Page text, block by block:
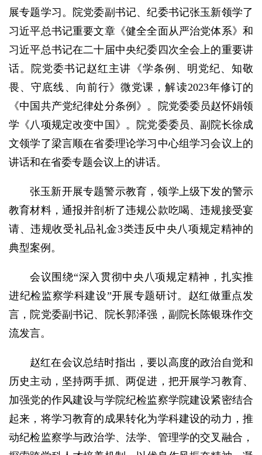
展专题学习。院党委副书记、纪委书记张玉新领学了
习近平总书记重要文章《健全全面从严治党体系》和
习近平总书记在二十届中央纪委四次全会上的重要讲
话。院党委书记赵红主讲《学条例、明党纪、知敬
畏、守底线、向前行》微党课，解读2023年修订的
《中国共产党纪律处分条例》。院党委委员赵怀娟领
学《八项规定改变中国》。院党委委员、副院长徐成
文领学了梁言顺在省委理论学习中心组学习会议上的
讲话和在省委专题会议上的讲话。
张玉新开展专题警示教育，领学上级下发的警示
教育材料，通报并剖析了违规公款吃喝、违规接受宴
请、违规收受礼品礼金3类违反中央八项规定精神的
典型案例。
会议围绕“深入贯彻中央八项规定精神，扎实推
进纪检监察学科建设”开展专题研讨。赵红做重点发
言，院党委副书记、院长郭泽强，副院长陈银珠作交
流发言。
赵红在会议总结时指出，要以高度的政治自觉和
历史主动，坚持两手抓、两促进，把开展学习教育、
加强党的作风建设与学院纪检监察学院建设紧密结合
起来，将学习教育的成果转化为学科建设的动力，推
动纪检监察学与政治学、法学、管理学的交叉融合，